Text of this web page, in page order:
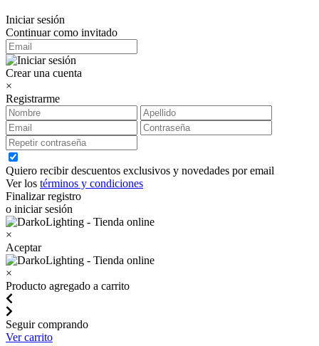
Iniciar sesión
Continuar como invitado
Crear una cuenta
×
Registrarme
Quiero recibir descuentos exclusivos y novedades por email
Ver los términos y condiciones
Finalizar registro
o iniciar sesión
×
Aceptar
×
Producto agregado a carrito
Seguir comprando
Ver carrito